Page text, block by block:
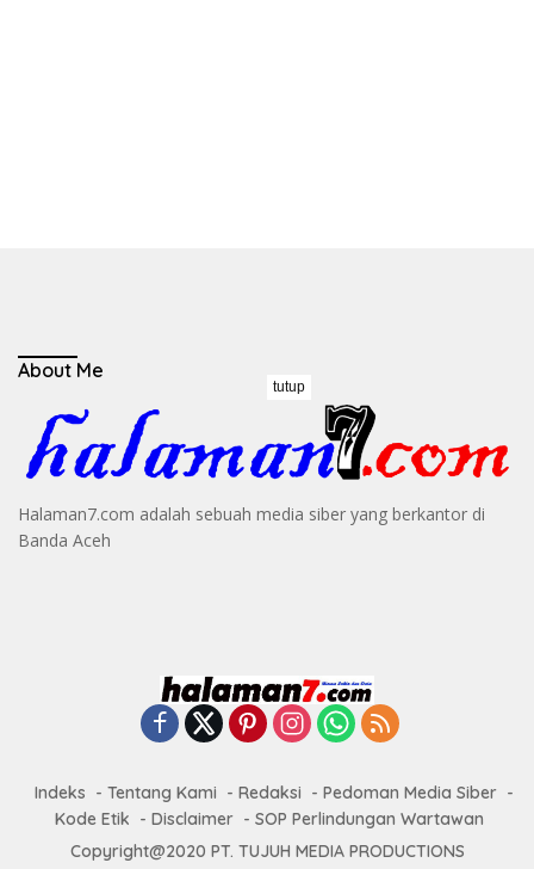
About Me
Halaman7.com adalah sebuah media siber yang berkantor di
Banda Aceh
Indeks Tentang Kami Redaksi
Pedoman Media Siber
Kode Etik
Disclaimer
SOP Perlindungan Wartawan
Copyright@2020 PT. TUJUH MEDIA PRODUCTIONS
tutup